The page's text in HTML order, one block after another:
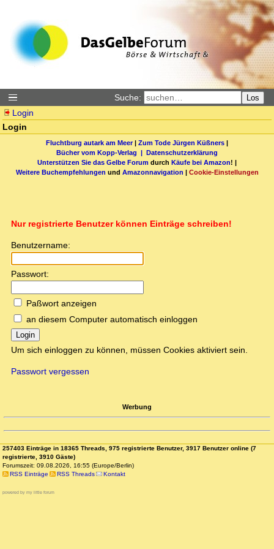
Suche: Los
Login
Login
Fluchtburg autark am Meer| Zum Tode Jürgen Küßners |
Bücher vom Kopp-Verlag | Datenschutzerklärung
Unterstützen Sie das Gelbe Forum durch Käufe bei Amazon! |
Weitere Buchempfehlungen und Amazonnavigation | Cookie-Einstellungen
Nur registrierte Benutzer können Einträge schreiben!
Benutzername:
Passwort:
Paßwort anzeigen
an diesem Computer automatisch einloggen
Login
Um sich einloggen zu können, müssen Cookies aktiviert sein.
Passwort vergessen
Werbung
257403 Einträge in 18365 Threads, 975 registrierte Benutzer, 3917 Benutzer online (7
registrierte, 3910 Gäste)
Forumszeit: 09.08.2026, 16:55 (Europe/Berlin)
RSS Einträge
RSS Threads Kontakt
powered by my little forum